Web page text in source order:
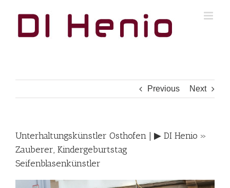
Previous Next
Unterhaltungskünstler Osthofen | ▶︎ DI Henio »
Zauberer, Kindergeburtstag
Seifenblasenkünstler